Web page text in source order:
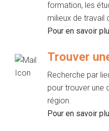
formation, les
milieux de travail
Pour en savoir
Trouver
Recherche par
pour trouver une
région.
Pour en savoir